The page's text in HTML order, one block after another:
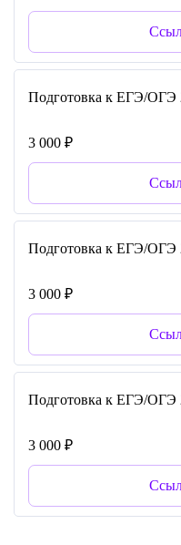
Подготовка к ЕГЭ/ОГЭ
3 000 ₽
Подготовка к ЕГЭ/ОГЭ
3 000 ₽
Подготовка к ЕГЭ/ОГЭ
3 000 ₽